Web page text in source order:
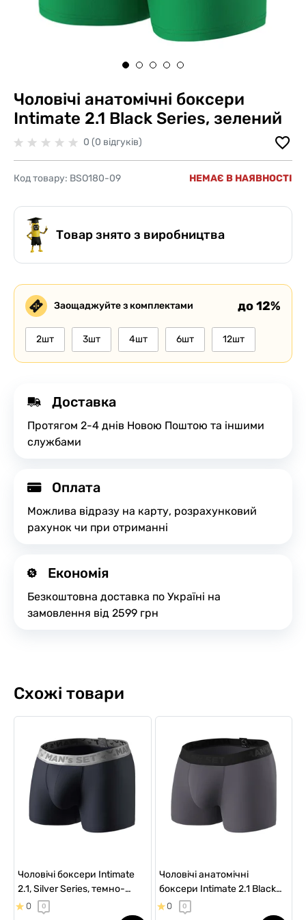
Чоловічі анатомічні боксери
Intimate 2.1 Black Series, зелений
0 (0 відгуків)
Код товару: BSO180-09 НЕМАЄ В НАЯВНОСТІ
Товар знято з виробництва
Заощаджуйте з комплектами до 12%
2шт 3шт 4шт 6шт 12шт
Доставка
Протягом 2-4 днів Новою Поштою та іншими
службами
Оплата
Можлива відразу на карту, розрахунковий
рахунок чи при отриманні
Економія
Безкоштовна доставка по Україні на
замовлення від 2599 грн
Схожі товари
Чоловічі боксери Intimate
2.1, Silver Series, темно-
синій
0 0
Чоловічі анатомічні
боксери Intimate 2.1 Black
Series, графітовий
0 0